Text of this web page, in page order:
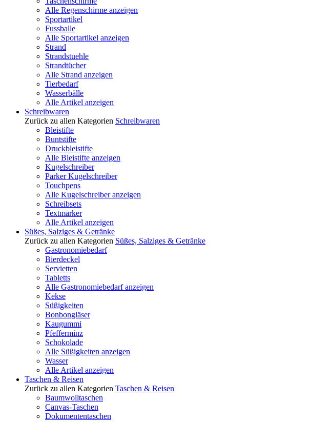
Alle Regenschirme anzeigen
Sportartikel
Fussballe
Alle Sportartikel anzeigen
Strand
Strandstuehle
Strandtücher
Alle Strand anzeigen
Tierbedarf
Wasserbälle
Alle Artikel anzeigen
Schreibwaren
Zurück zu allen Kategorien Schreibwaren
Bleistifte
Buntstifte
Druckbleistifte
Alle Bleistifte anzeigen
Kugelschreiber
Parker Kugelschreiber
Touchpens
Alle Kugelschreiber anzeigen
Schreibsets
Textmarker
Alle Artikel anzeigen
Süßes, Salziges & Getränke
Zurück zu allen Kategorien Süßes, Salziges & Getränke
Gastronomiebedarf
Bierdeckel
Servietten
Tabletts
Alle Gastronomiebedarf anzeigen
Kekse
Süßigkeiten
Bonbongläser
Kaugummi
Pfefferminz
Schokolade
Alle Süßigkeiten anzeigen
Wasser
Alle Artikel anzeigen
Taschen & Reisen
Zurück zu allen Kategorien Taschen & Reisen
Baumwolltaschen
Canvas-Taschen
Dokumententaschen